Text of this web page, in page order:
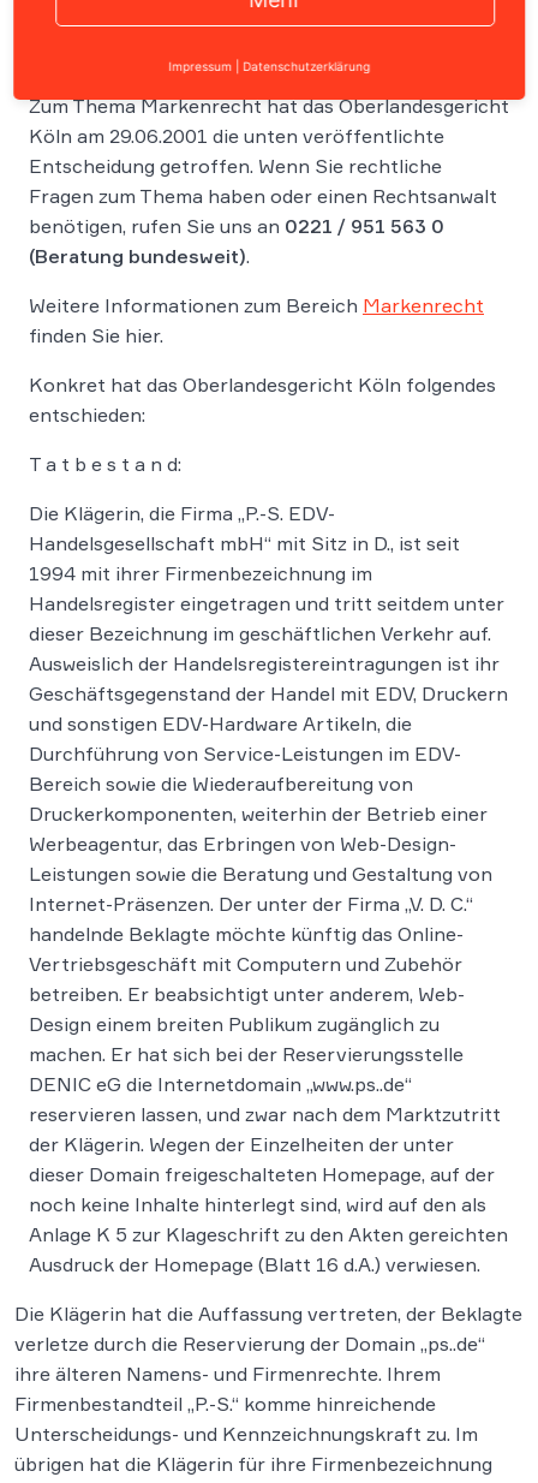
Zum Thema Markenrecht hat das Oberlandesgericht
Köln am 29.06.2001 die unten veröffentlichte
Entscheidung getroffen. Wenn Sie rechtliche
Fragen zum Thema haben oder einen Rechtsanwalt
benötigen, rufen Sie uns an 0221 / 951 563 0
(Beratung bundesweit).
Weitere Informationen zum Bereich Markenrecht
finden Sie hier.
Konkret hat das Oberlandesgericht Köln folgendes
entschieden:
T a t b e s t a n d:
Die Klägerin, die Firma „P.-S. EDV-
Handelsgesellschaft mbH“ mit Sitz in D., ist seit
1994 mit ihrer Firmenbezeichnung im
Handelsregister eingetragen und tritt seitdem unter
dieser Bezeichnung im geschäftlichen Verkehr auf.
Ausweislich der Handelsregistereintragungen ist ihr
Geschäftsgegenstand der Handel mit EDV, Druckern
und sonstigen EDV-Hardware Artikeln, die
Durchführung von Service-Leistungen im EDV-
Bereich sowie die Wiederaufbereitung von
Druckerkomponenten, weiterhin der Betrieb einer
Werbeagentur, das Erbringen von Web-Design-
Leistungen sowie die Beratung und Gestaltung von
Internet-Präsenzen. Der unter der Firma „V. D. C.“
handelnde Beklagte möchte künftig das Online-
Vertriebsgeschäft mit Computern und Zubehör
betreiben. Er beabsichtigt unter anderem, Web-
Design einem breiten Publikum zugänglich zu
machen. Er hat sich bei der Reservierungsstelle
DENIC eG die Internetdomain „www.ps..de“
reservieren lassen, und zwar nach dem Marktzutritt
der Klägerin. Wegen der Einzelheiten der unter
dieser Domain freigeschalteten Homepage, auf der
noch keine Inhalte hinterlegt sind, wird auf den als
Anlage K 5 zur Klageschrift zu den Akten gereichten
Ausdruck der Homepage (Blatt 16 d.A.) verwiesen.
Die Klägerin hat die Auffassung vertreten, der Beklagte
verletze durch die Reservierung der Domain „ps..de“
ihre älteren Namens- und Firmenrechte. Ihrem
Firmenbestandteil „P.-S.“ komme hinreichende
Unterscheidungs- und Kennzeichnungskraft zu. Im
übrigen hat die Klägerin für ihre Firmenbezeichnung
Impressum Datenschutzerklärung